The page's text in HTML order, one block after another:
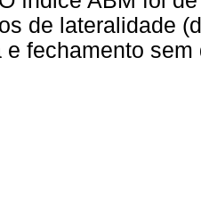
de lateralidade
e fechamento sem